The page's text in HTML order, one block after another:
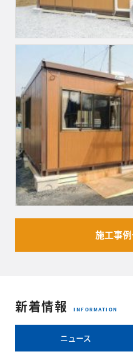
施工事
新着情報 INFORMATION
ニュース